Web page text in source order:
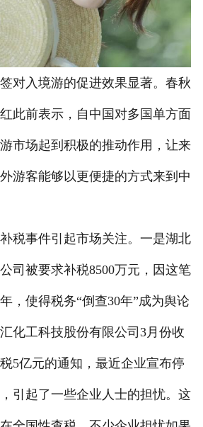
入境游的促进效果显著。春秋
此前表示，自中国对多国单方面
市场起到积极的推动作用，让来
游客能够以更便捷的方式来到中
事件引起市场关注。一是湖北
司被要求补税8500万元，因这笔
，使得税务“倒查30年”成为舆论
化工科技股份有限公司3月份收
5亿元的通知，最近企业宣布停
引起了一些企业人士的担忧。这